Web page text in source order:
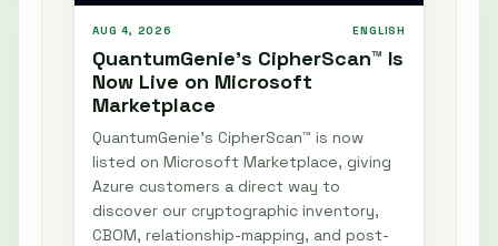
AUG 4, 2026 ENGLISH
QuantumGenie’s CipherScan™ Is
Now Live on Microsoft
Marketplace
QuantumGenie’s CipherScan™ is now
listed on Microsoft Marketplace, giving
Azure customers a direct way to
discover our cryptographic inventory,
CBOM, relationship-mapping, and post-